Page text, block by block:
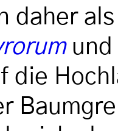
daher
und
die